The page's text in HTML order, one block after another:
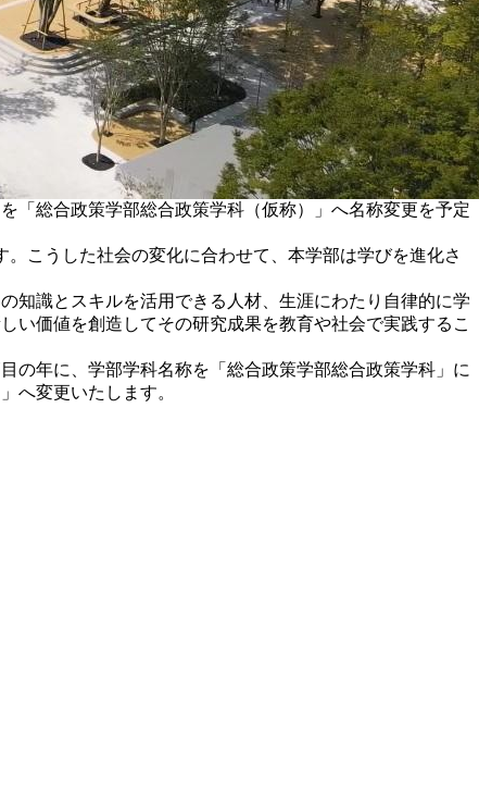
「総合政策学部総合政策学科（仮称）」へ名称変更を予定
こうした社会の変化に合わせて、本学部は学びを進化さ
知識とスキルを活用できる人材、生涯にわたり自律的に学
い価値を創造してその研究成果を教育や社会で実践するこ
の年に、学部学科名称を「総合政策学部総合政策学科」に
へ変更いたします。